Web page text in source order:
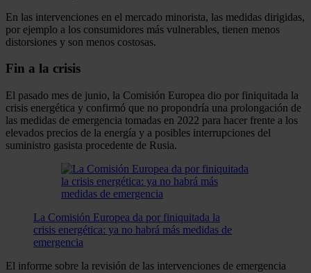
En las intervenciones en el mercado minorista, las medidas dirigidas,
por ejemplo a los consumidores más vulnerables, tienen menos
distorsiones y son menos costosas.
Fin a la crisis
El pasado mes de junio, la Comisión Europea dio por finiquitada la
crisis energética y confirmó que no propondría una prolongación de
las medidas de emergencia tomadas en 2022 para hacer frente a los
elevados precios de la energía y a posibles interrupciones del
suministro gasista procedente de Rusia.
La Comisión Europea da por finiquitada la
crisis energética: ya no habrá más medidas de
emergencia
El informe sobre la revisión de las intervenciones de emergencia